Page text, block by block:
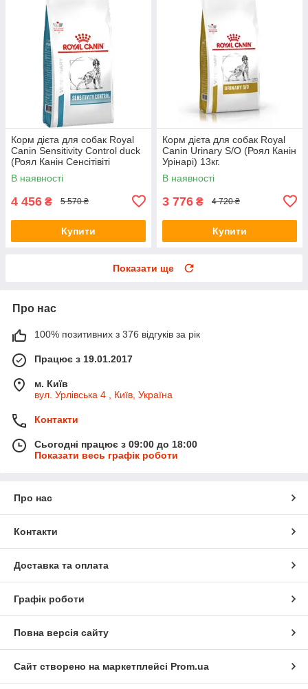
Корм дієта для собак Royal
Canin Sensitivity Control duck
(Роял Канін Сенсітівіті
Контроль) 14 кг.
В наявності
4 456 ₴ 5 570 ₴
Купити
Корм дієта для собак Royal
Canin Urinary S/O (Роял Канін
Урінарі) 13кг.
В наявності
3 776 ₴ 4 720 ₴
Купити
Показати ще
Про нас
100% позитивних з 376 відгуків за рік
Працює з 19.01.2017
м. Київ
вул. Урлівська 4 , Київ, Україна
Контакти
Сьогодні працює з 09:00 до 18:00
Показати весь графік роботи
Про нас
Контакти
Доставка та оплата
Графік роботи
Повна версія сайту
Сайт створено на маркетплейсі Prom.ua